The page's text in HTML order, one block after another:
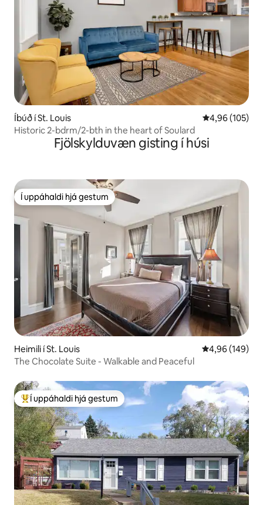
Íbúð í St. Louis 4,96 af 5 í
4,96 (105)
Historic 2-bdrm/2-bth in the heart of Soulard
Fjölskylduvæn gisting í húsi
Í uppáhaldi hjá gestum
Í uppáhaldi hjá gestum
Heimili í St. Louis 4,96 af 5 í
4,96 (149)
The Chocolate Suite - Walkable and Peaceful
Í mestu uppáhaldi hjá gestum
Í uppáhaldi hjá gestum